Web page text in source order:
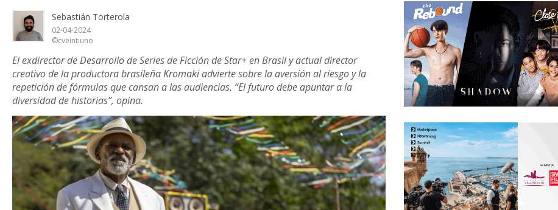
Sebastián Torterola
02-04-2024
©cveintiuno
El exdirector de Desarrollo de Series de Ficción de Star+ en Brasil y actual director
creativo de la productora brasileña Kromaki advierte sobre la aversión al riesgo y la
repetición de fórmulas que cansan a las audiencias. “El futuro debe apuntar a la
diversidad de historias”, opina.